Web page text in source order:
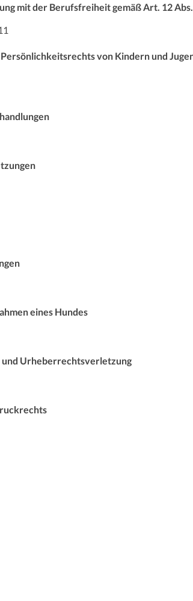
mit der Berufsfreiheit gemäß Art. 12 Abs.
von Kindern und
eines Hundes
und Urheberrechtsverletzung